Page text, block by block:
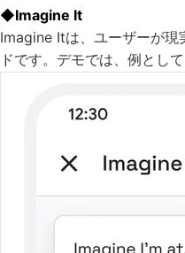
◆Imagine It
Imagine Itは、ユーザーが現
ドです。デモでは、例とし